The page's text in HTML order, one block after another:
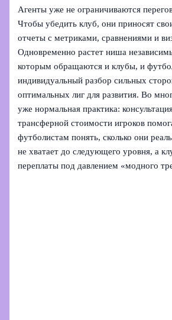
Агенты уже не ограничиваются
Чтобы убедить клуб, они приносят
отчеты с метриками, сравнениями и
Одновременно растет ниша
которым обращаются и клубы, и
индивидуальный разбор сильных
оптимальных лиг для развития. Во
уже нормальная практика:
трансферной стоимости игроков
футболистам понять, сколько они
не хватает до следующего уровня, а
переплаты под давлением «модного